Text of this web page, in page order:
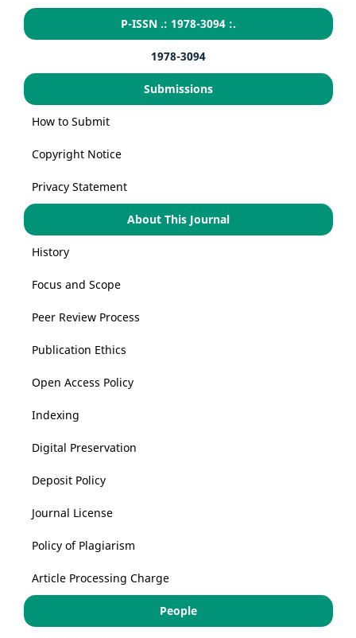
P-ISSN .: 1978-3094 :.
1978-3094
Submissions
How to Submit
Copyright Notice
Privacy Statement
About This Journal
History
Focus and Scope
Peer Review Process
Publication Ethics
Open Access Policy
Indexing
Digital Preservation
Deposit Policy
Journal License
Policy of Plagiarism
Article Processing Charge
People